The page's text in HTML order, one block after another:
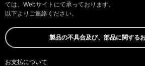
ては、Webサイトにて承っております。
以下よりご連絡ください。
製品の不具合及び、部品に関する
お支払について